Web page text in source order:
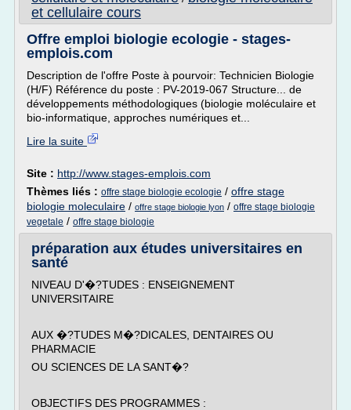
et cellulaire cours
Offre emploi biologie ecologie - stages-
emplois.com
Description de l'offre Poste à pourvoir: Technicien Biologie
(H/F) Référence du poste : PV-2019-067 Structure... de
développements méthodologiques (biologie moléculaire et
bio-informatique, approches numériques et...
Lire la suite
Site : http://www.stages-emplois.com
Thèmes liés : offre stage biologie ecologie / offre stage
biologie moleculaire / offre stage biologie lyon / offre stage biologie
vegetale / offre stage biologie
préparation aux études universitaires en
santé
NIVEAU D'�?TUDES : ENSEIGNEMENT
UNIVERSITAIRE
AUX �?TUDES M�?DICALES, DENTAIRES OU
PHARMACIE
OU SCIENCES DE LA SANT�?
OBJECTIFS DES PROGRAMMES :